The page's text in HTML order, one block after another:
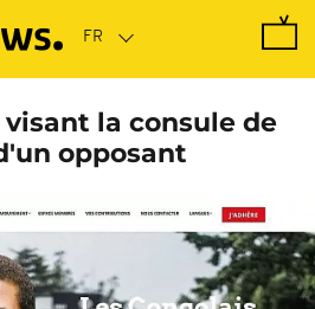
la consule de
opposant